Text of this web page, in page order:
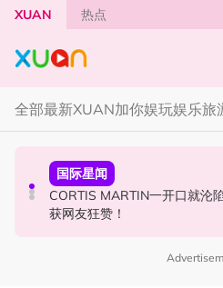
Skip to main content
XUAN 热点
全部最新XUAN加你娱玩娱乐旅
国际星闻
张员瑛频陷耍大牌争议！首度
面！
演唱会
F✦FOREVER 首次来马开唱！
《流星花园》
国际星闻
CORTIS MARTIN一开口就沦
获网友狂赞！